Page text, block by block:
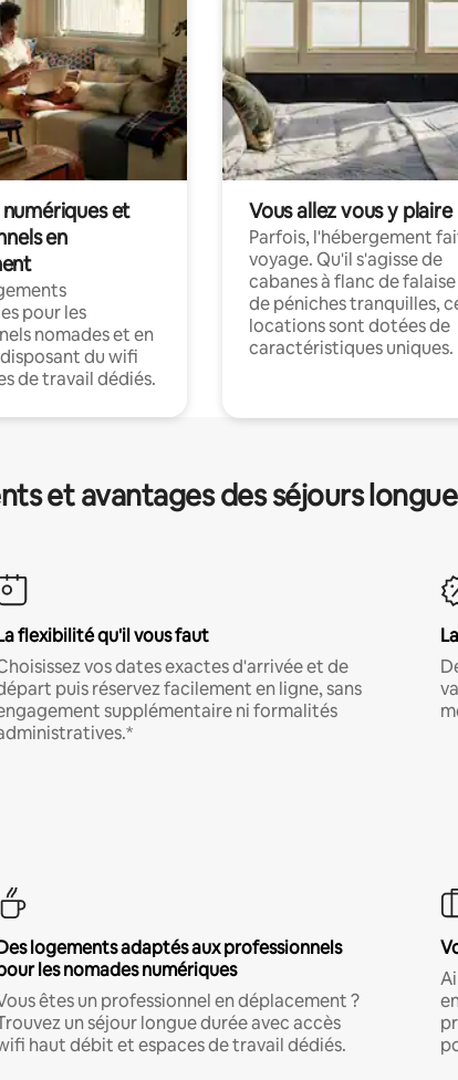
et
en
pour les
nomades et en
du wifi
de travail dédiés.
Vous allez vous y plaire
Parfois, l'hébergement
voyage. Qu'il s'agisse de
cabanes à flanc de
de péniches tranquilles,
locations sont dotées de
caractéristiques uniques.
et avantages des séjours
flexibilité qu'il vous faut
vos dates exactes d'arrivée et de
puis réservez facilement en ligne, sans
supplémentaire ni formalités
logements adaptés aux professionnels
les nomades numériques
êtes un professionnel en déplacement ?
un séjour longue durée avec accès
haut débit et espaces de travail dédiés.